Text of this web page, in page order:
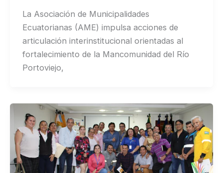
La Asociación de Municipalidades
Ecuatorianas (AME) impulsa acciones de
articulación interinstitucional orientadas al
fortalecimiento de la Mancomunidad del Río
Portoviejo,